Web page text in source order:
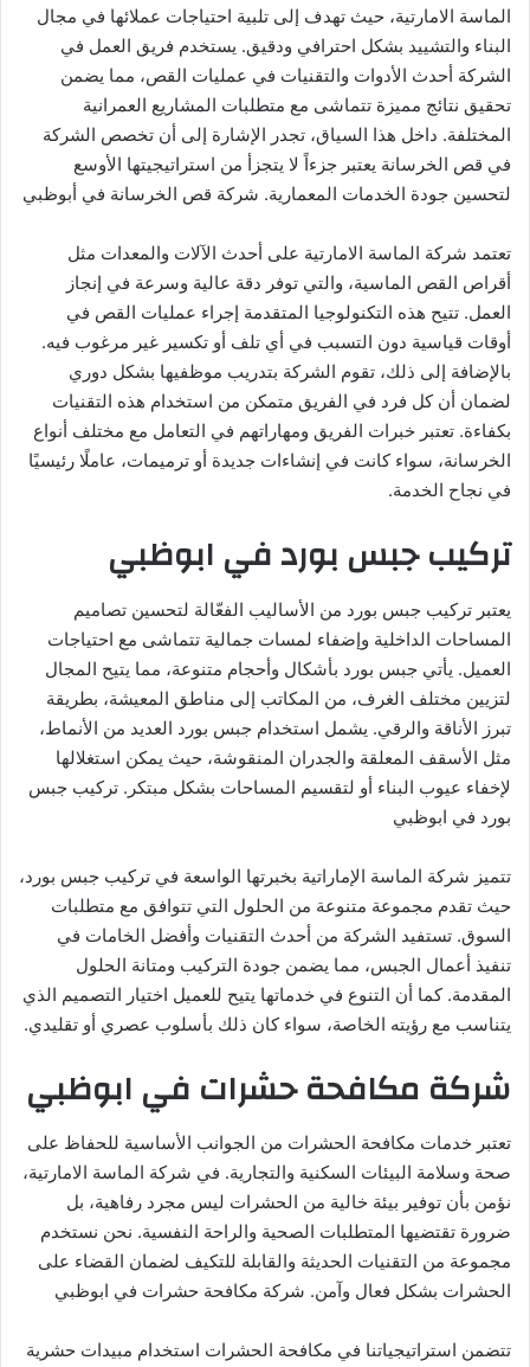
الماسة الامارتية، حيث تهدف إلى تلبية احتياجات عملائها في مجال
البناء والتشييد بشكل احترافي ودقيق. يستخدم فريق العمل في
الشركة أحدث الأدوات والتقنيات في عمليات القص، مما يضمن
تحقيق نتائج مميزة تتماشى مع متطلبات المشاريع العمرانية
المختلفة. داخل هذا السياق، تجدر الإشارة إلى أن تخصص الشركة
في قص الخرسانة يعتبر جزءاً لا يتجزأ من استراتيجيتها الأوسع
لتحسين جودة الخدمات المعمارية. شركة قص الخرسانة في أبوظبي
تعتمد شركة الماسة الامارتية على أحدث الآلات والمعدات مثل
أقراص القص الماسية، والتي توفر دقة عالية وسرعة في إنجاز
العمل. تتيح هذه التكنولوجيا المتقدمة إجراء عمليات القص في
أوقات قياسية دون التسبب في أي تلف أو تكسير غير مرغوب فيه.
بالإضافة إلى ذلك، تقوم الشركة بتدريب موظفيها بشكل دوري
لضمان أن كل فرد في الفريق متمكن من استخدام هذه التقنيات
بكفاءة. تعتبر خبرات الفريق ومهاراتهم في التعامل مع مختلف أنواع
الخرسانة، سواء كانت في إنشاءات جديدة أو ترميمات، عاملًا رئيسيًا
في نجاح الخدمة.
تركيب جبس بورد في ابوظبي
يعتبر تركيب جبس بورد من الأساليب الفعّالة لتحسين تصاميم
المساحات الداخلية وإضفاء لمسات جمالية تتماشى مع احتياجات
العميل. يأتي جبس بورد بأشكال وأحجام متنوعة، مما يتيح المجال
لتزيين مختلف الغرف، من المكاتب إلى مناطق المعيشة، بطريقة
تبرز الأناقة والرقي. يشمل استخدام جبس بورد العديد من الأنماط،
مثل الأسقف المعلقة والجدران المنقوشة، حيث يمكن استغلالها
لإخفاء عيوب البناء أو لتقسيم المساحات بشكل مبتكر. تركيب جبس
بورد في ابوظبي
تتميز شركة الماسة الإماراتية بخبرتها الواسعة في تركيب جبس بورد،
حيث تقدم مجموعة متنوعة من الحلول التي تتوافق مع متطلبات
السوق. تستفيد الشركة من أحدث التقنيات وأفضل الخامات في
تنفيذ أعمال الجبس، مما يضمن جودة التركيب ومتانة الحلول
المقدمة. كما أن التنوع في خدماتها يتيح للعميل اختيار التصميم الذي
يتناسب مع رؤيته الخاصة، سواء كان ذلك بأسلوب عصري أو تقليدي.
شركة مكافحة حشرات في ابوظبي
تعتبر خدمات مكافحة الحشرات من الجوانب الأساسية للحفاظ على
صحة وسلامة البيئات السكنية والتجارية. في شركة الماسة الامارتية،
نؤمن بأن توفير بيئة خالية من الحشرات ليس مجرد رفاهية، بل
ضرورة تقتضيها المتطلبات الصحية والراحة النفسية. نحن نستخدم
مجموعة من التقنيات الحديثة والقابلة للتكيف لضمان القضاء على
الحشرات بشكل فعال وآمن. شركة مكافحة حشرات في ابوظبي
تتضمن استراتيجياتنا في مكافحة الحشرات استخدام مبيدات حشرية